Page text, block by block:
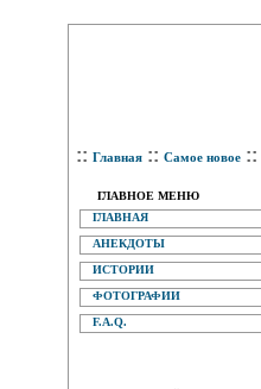
:: Главная :: Самое новое ::
ГЛАВНОЕ МЕНЮ
ГЛАВНАЯ
АНЕКДОТЫ
ИСТОРИИ
ФОТОГРАФИИ
F.A.Q.